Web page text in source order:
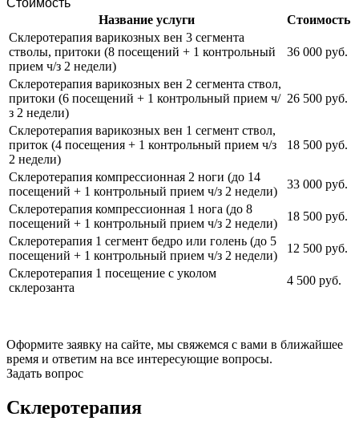
Название услуги
Стоимость
Склеротерапия варикозных вен 3 сегмента
стволы, притоки (8 посещений + 1 контрольный
прием ч/з 2 недели)
36 000 руб.
Склеротерапия варикозных вен 2 сегмента ствол,
притоки (6 посещений + 1 контрольный прием ч/
з 2 недели)
26 500 руб.
Склеротерапия варикозных вен 1 сегмент ствол,
приток (4 посещения + 1 контрольный прием ч/з
2 недели)
18 500 руб.
Склеротерапия компрессионная 2 ноги (до 14
посещений + 1 контрольный прием ч/з 2 недели)
33 000 руб.
Склеротерапия компрессионная 1 нога (до 8
посещений + 1 контрольный прием ч/з 2 недели)
18 500 руб.
Склеротерапия 1 сегмент бедро или голень (до 5
посещений + 1 контрольный прием ч/з 2 недели)
12 500 руб.
Склеротерапия 1 посещение с уколом
склерозанта
4 500 руб.
Оформите заявку на сайте, мы свяжемся с вами в ближайшее
время и ответим на все интересующие вопросы.
Задать вопрос
Склеротерапия